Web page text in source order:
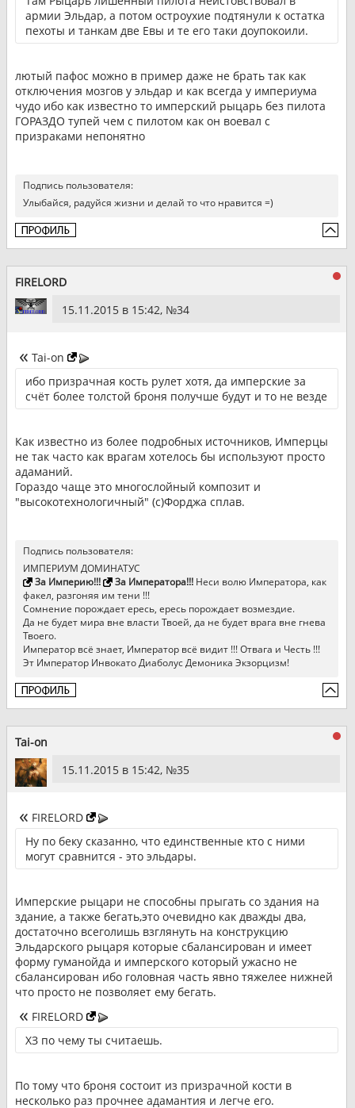
армии Эльдар, а потом остроухие подтянули к остатка
пехоты и танкам две Евы и те его таки доупокоили.
лютый пафос можно в пример даже не брать так как
отключения мозгов у эльдар и как всегда у империума
чудо ибо как известно то имперский рыцарь без пилота
ГОРАЗДО тупей чем с пилотом как он воевал с
призраками непонятно
Подпись пользователя:
Улыбайся, радуйся жизни и делай то что нравится =)
FIRELORD
15.11.2015 в 15:42, №34
Tai-on
ибо призрачная кость рулет хотя, да имперские за
счёт более толстой броня получше будут и то не везде
Как известно из более подробных источников, Имперцы
не так часто как врагам хотелось бы используют просто
адаманий.
Гораздо чаще это многослойный композит и
"высокотехнологичный" (с)Форджа сплав.
Подпись пользователя:
ИМПЕРИУМ ДОМИНАТУС
За Империю!!!
За Императора!!!Неси волю Императора, как
факел, разгоняя им тени !!!
Сомнение порождает ересь, ересь порождает возмездие.
Да не будет мира вне власти Твоей, да не будет врага вне гнева
Твоего.
Император всё знает, Император всё видит !!! Отвага и Честь !!!
Эт Император Инвокато Диаболус Демоника Экзорцизм!
Tai-on
15.11.2015 в 15:42, №35
FIRELORD
Ну по беку сказанно, что единственные кто с ними
могут сравнится - это эльдары.
Имперские рыцари не способны прыгать со здания на
здание, а также бегать,это очевидно как дважды два,
достаточно всеголишь взглянуть на конструкцию
Эльдарского рыцаря которые сбалансирован и имеет
форму гуманойда и имперского который ужасно не
сбалансирован ибо головная часть явно тяжелее нижней
что просто не позволяет ему бегать.
FIRELORD
ХЗ по чему ты считаешь.
По тому что броня состоит из призрачной кости в
несколько раз прочнее адамантия и легче его.